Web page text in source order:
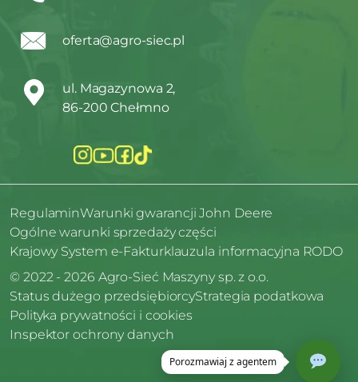
oferta@agro-siec.pl
ul. Magazynowa 2,
86-200 Chełmno
RegulaminWarunki gwarancji John Deere
Ogólne warunki sprzedaży części
Krajowy System e-Fakturklauzula informacyjna RODO
© 2022 - 2026 Agro-Sieć Maszyny sp. z o.o.
Status dużego przedsiębiorcyStrategia podatkowa
Polityka prywatności i cookies
Inspektor ochrony danych